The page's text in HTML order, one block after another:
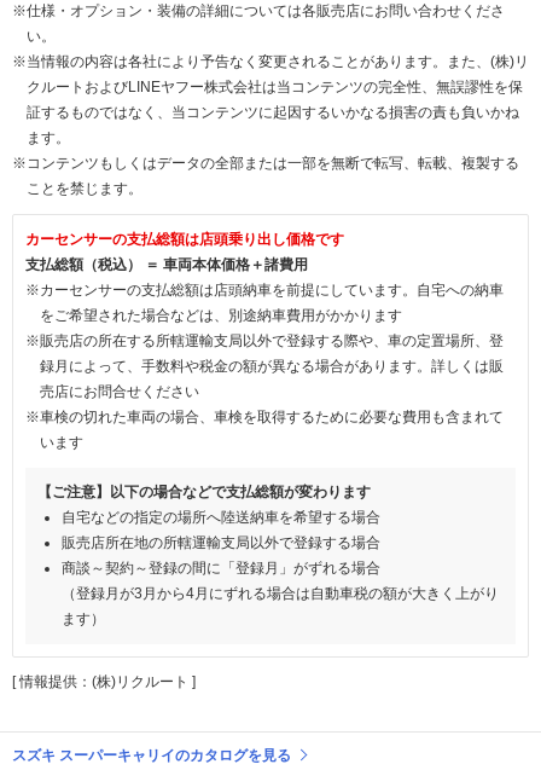
※仕様・オプション・装備の詳細については各販売店にお問い合わせくださ
い。
※当情報の内容は各社により予告なく変更されることがあります。また、(株)リ
クルートおよびLINEヤフー株式会社は当コンテンツの完全性、無誤謬性を保
証するものではなく、当コンテンツに起因するいかなる損害の責も負いかね
ます。
※コンテンツもしくはデータの全部または一部を無断で転写、転載、複製する
ことを禁じます。
カーセンサーの支払総額は店頭乗り出し価格です
支払総額（税込） ＝ 車両本体価格＋諸費用
※カーセンサーの支払総額は店頭納車を前提にしています。自宅への納車
をご希望された場合などは、別途納車費用がかかります
※販売店の所在する所轄運輸支局以外で登録する際や、車の定置場所、登
録月によって、手数料や税金の額が異なる場合があります。詳しくは販
売店にお問合せください
※車検の切れた車両の場合、車検を取得するために必要な費用も含まれて
います
【ご注意】以下の場合などで支払総額が変わります
自宅などの指定の場所へ陸送納車を希望する場合
販売店所在地の所轄運輸支局以外で登録する場合
商談～契約～登録の間に「登録月」がずれる場合
（登録月が3月から4月にずれる場合は自動車税の額が大きく上がり
ます）
[ 情報提供：(株)リクルート ]
スズキ スーパーキャリイのカタログを見る